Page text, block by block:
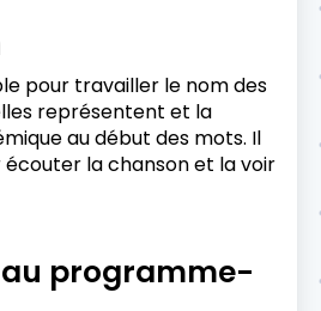
pour travailler le nom des
représentent et la
au début des mots. Il
écouter la chanson et la voir
programme-